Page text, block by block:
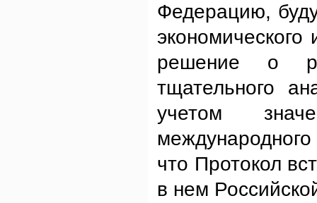
Федерацию,
решение о
тщательного
учетом
что Протокол
в нем